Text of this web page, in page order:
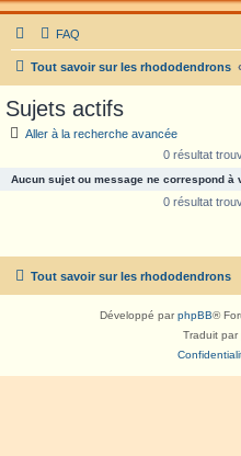
FAQ
Tout savoir sur les rhododendrons
Sujets actifs
Aller à la recherche avancée
0 résultat
Aucun sujet ou message ne correspond à
0 résultat
Tout savoir sur les rhododendrons
Développé parphpBB®
Traduit par